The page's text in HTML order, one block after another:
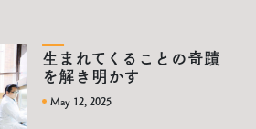
生まれてくることの奇蹟
を解き明かす
May 12, 2025